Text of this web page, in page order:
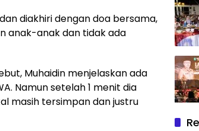
diakhiri dengan doa bersama,
anak-anak dan tidak ada
Muhaidin menjelaskan ada
Namun setelah 1 menit dia
masih tersimpan dan justru